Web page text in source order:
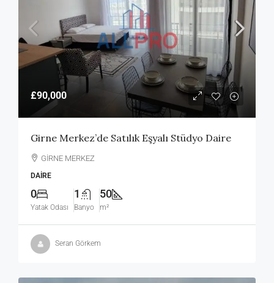
£90,000
Girne Merkez’de Satılık Eşyalı Stüdyo Daire
GİRNE MERKEZ
DAIRE
0
Yatak Odası
1
Banyo
50
m²
Seran Görkem